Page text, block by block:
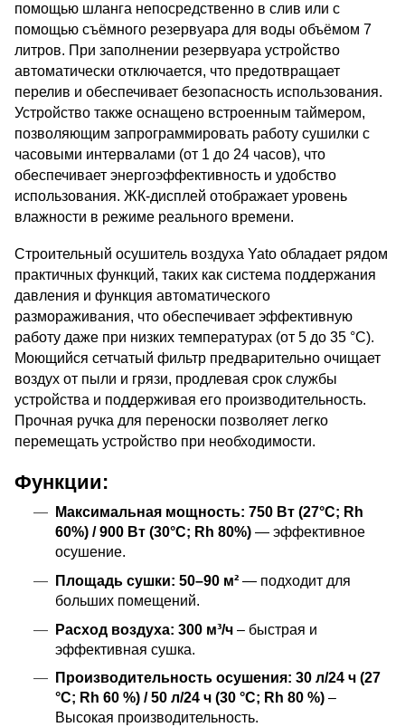
помощью шланга непосредственно в слив или с
помощью съёмного резервуара для воды объёмом 7
литров. При заполнении резервуара устройство
автоматически отключается, что предотвращает
перелив и обеспечивает безопасность использования.
Устройство также оснащено встроенным таймером,
позволяющим запрограммировать работу сушилки с
часовыми интервалами (от 1 до 24 часов), что
обеспечивает энергоэффективность и удобство
использования. ЖК-дисплей отображает уровень
влажности в режиме реального времени.
Строительный осушитель воздуха Yato обладает рядом
практичных функций, таких как система поддержания
давления и функция автоматического
размораживания, что обеспечивает эффективную
работу даже при низких температурах (от 5 до 35 °C).
Моющийся сетчатый фильтр предварительно очищает
воздух от пыли и грязи, продлевая срок службы
устройства и поддерживая его производительность.
Прочная ручка для переноски позволяет легко
перемещать устройство при необходимости.
Функции:
Максимальная мощность: 750 Вт (27°C; Rh
60%) / 900 Вт (30°C; Rh 80%)— эффективное
осушение.
Площадь сушки: 50–90 м²— подходит для
больших помещений.
Расход воздуха: 300 м³/ч– быстрая и
эффективная сушка.
Производительность осушения: 30 л/24 ч (27
°C; Rh 60 %) / 50 л/24 ч (30 °C; Rh 80 %)–
Высокая производительность.